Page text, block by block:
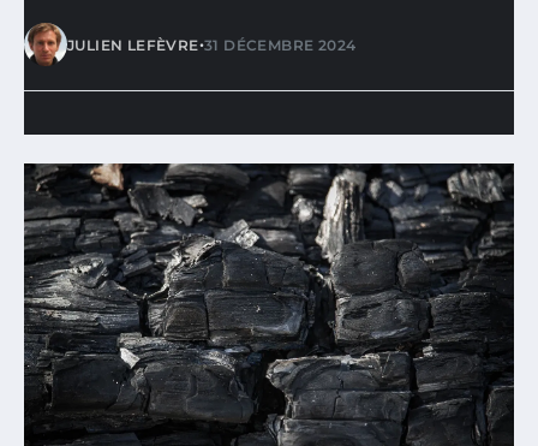
JULIEN LEFÈVRE•31 DÉCEMBRE 2024